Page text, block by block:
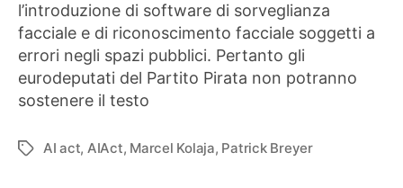
l’introduzione di software di sorveglianza
facciale e di riconoscimento facciale soggetti a
errori negli spazi pubblici. Pertanto gli
eurodeputati del Partito Pirata non potranno
sostenere il testo
Tag AI act, AIAct, Marcel Kolaja, Patrick Breyer